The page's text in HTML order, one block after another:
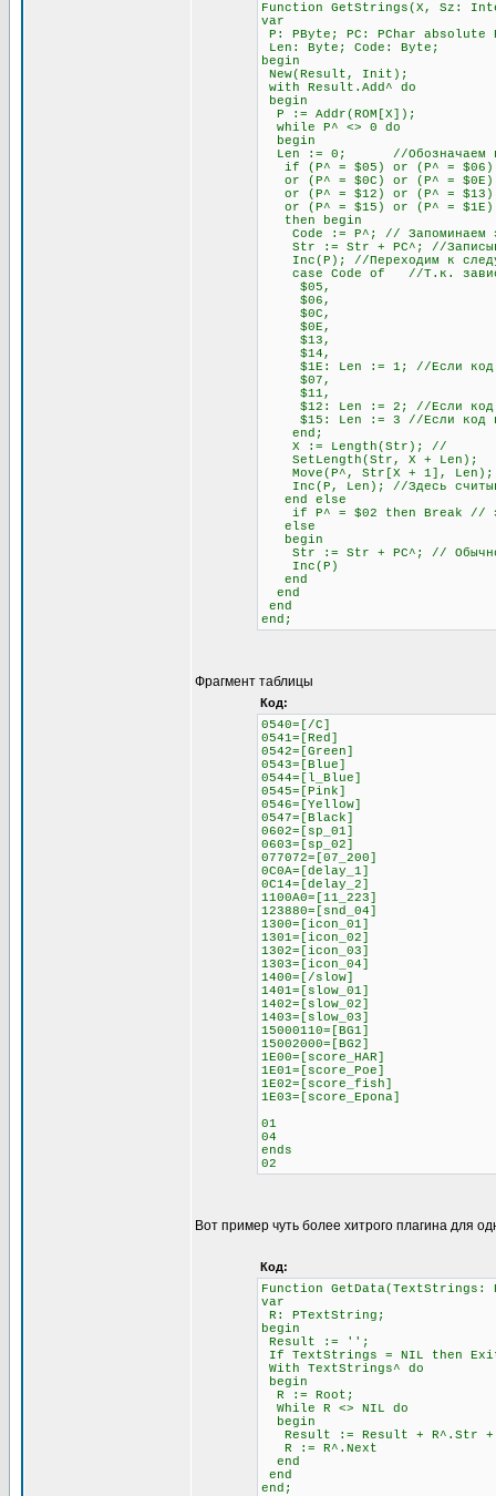
Function GetStrings(X, Sz:
var
P: PByte; PC: PChar absolute
Len: Byte; Code: Byte;
begin
New(Result, Init);
with Result.Add^ do
begin
P := Addr(ROM[X]);
while P^ <> 0 do
begin
Len := 0; //Обозначаем
if (P^ = $05) or (P^ = $06) or
or (P^ = $0C) or (P^ = $0E) or
or (P^ = $12) or (P^ = $13)
or (P^ = $15) or (P^ = $1E)
then begin
Code := P^; // Запоминаем
Str := Str + PC^; //
Inc(P); //Переходим к
case Code of //Т.к.
$05,
$06,
$0C,
$0E,
$13,
$14,
$1E: Len := 1; //Если код
$07,
$11,
$12: Len := 2; //Если код
$15: Len := 3 //Если код
end;
X := Length(Str); //
SetLength(Str, X +
Move(P^, Str[X + 1],
Inc(P, Len); //Здесь
end else
if P^ = $02 then Break // это
else
begin
Str := Str + PC^; // Обычное
Inc(P)
end
end
end
end;
Фрагмент таблицы
Код:
0540=[/C]
0541=[Red]
0542=[Green]
0543=[Blue]
0544=[l_Blue]
0545=[Pink]
0546=[Yellow]
0547=[Black]
0602=[sp_01]
0603=[sp_02]
077072=[07_200]
0C0A=[delay_1]
0C14=[delay_2]
1100A0=[11_223]
123880=[snd_04]
1300=[icon_01]
1301=[icon_02]
1302=[icon_03]
1303=[icon_04]
1400=[/slow]
1401=[slow_01]
1402=[slow_02]
1403=[slow_03]
15000110=[BG1]
15002000=[BG2]
1E00=[score_HAR]
1E01=[score_Poe]
1E02=[score_fish]
1E03=[score_Epona]
01
04
ends
02
Вот пример чуть более хитрого плагина для
Код:
Function
var
R: PTextString;
begin
Result := '';
If TextStrings = NIL then
With TextStrings^ do
begin
R := Root;
While R <> NIL do
begin
Result := Result + R^.Str +
R := R^.Next
end
end
end;